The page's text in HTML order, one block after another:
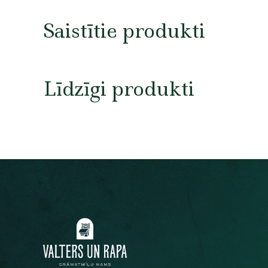
Saistītie produkti
Līdzīgi produkti